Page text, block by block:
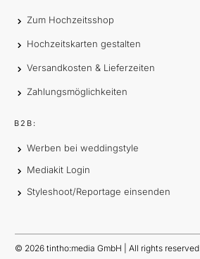
Zum Hochzeitsshop
Hochzeitskarten gestalten
Versandkosten & Lieferzeiten
Zahlungsmöglichkeiten
B2B:
Werben bei weddingstyle
Mediakit Login
Styleshoot/Reportage einsenden
© 2026 tintho:media GmbH | All rights reserved